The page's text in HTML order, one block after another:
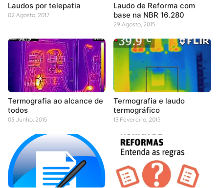
Laudos por telepatia
02 Agosto, 2017
Laudo de Reforma com
base na NBR 16.280
29 Agosto, 2015
Termografia ao alcance de
todos
03 Junho, 2015
Termografia e laudo
termográfico
13 Fevereiro, 2015